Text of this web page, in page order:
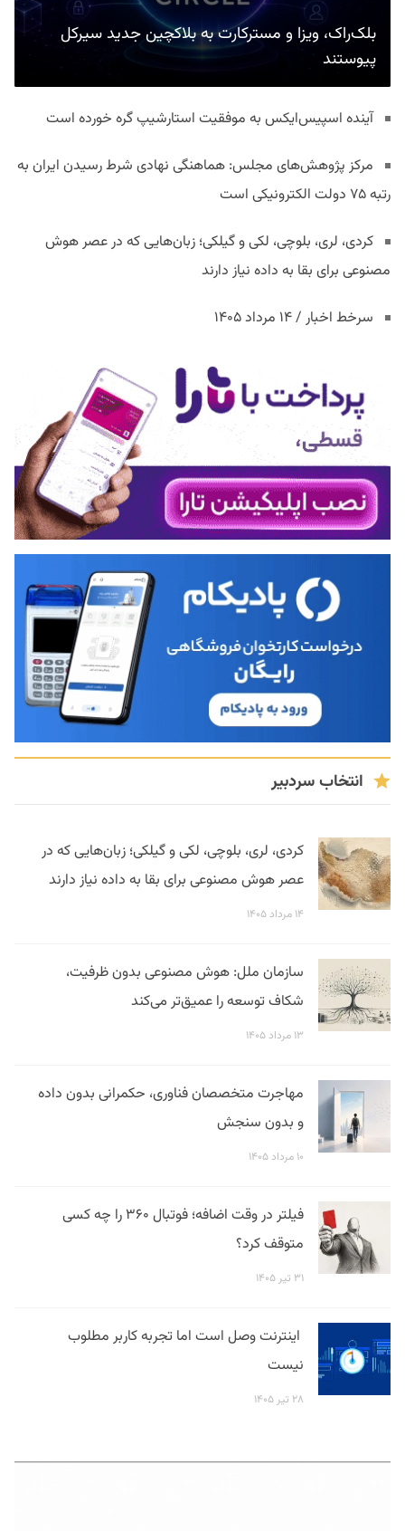
بلک‌راک، ویزا و مسترکارت به بلاکچین جدید سیرکل
پیوستند
آینده اسپیس‌ایکس به موفقیت استارشیپ گره خورده است
مرکز پژوهش‌های مجلس: هماهنگی نهادی شرط رسیدن ایران به
رتبه ۷۵ دولت الکترونیکی است
کردی، لری، بلوچی، لکی و گیلکی؛ زبان‌هایی که در عصر هوش
مصنوعی برای بقا به داده نیاز دارند
سرخط اخبار / ۱۴ مرداد ۱۴۰۵
انتخاب سردبیر
کردی، لری، بلوچی، لکی و گیلکی؛ زبان‌هایی که در
عصر هوش مصنوعی برای بقا به داده نیاز دارند
۱۴ مرداد ۱۴۰۵
سازمان ملل: هوش مصنوعی بدون ظرفیت،
شکاف توسعه را عمیق‌تر می‌کند
۱۳ مرداد ۱۴۰۵
مهاجرت متخصصان فناوری، حکمرانی بدون داده
و بدون سنجش
۱۰ مرداد ۱۴۰۵
فیلتر در وقت اضافه؛ فوتبال ۳۶۰ را چه کسی
متوقف کرد؟
۳۱ تیر ۱۴۰۵
اینترنت وصل است اما تجربه کاربر مطلوب
نیست
۲۸ تیر ۱۴۰۵